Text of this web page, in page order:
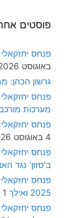
פוסטים
פנחס
באוגוסט 2026
גרשון הכהן:
פנחס
מערכות
פנחס
4 באוגוסט 2026
פנחס
ב'סזון' נגד
פנחס
2025 ואילך
1 באוגוסט 2026
פנחס